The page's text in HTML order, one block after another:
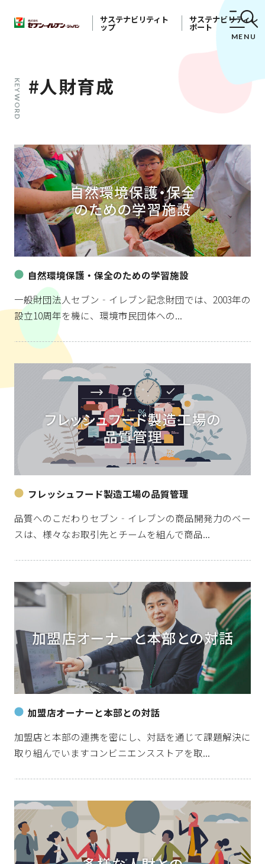
サステナビリティト
ップ
サステナビリティレ
ポート
MENU
KEYWORD #人財育成
自然環境保護・保全のための学習施設
一般財団法人セブン‐イレブン記念財団では、2003年の
設立10周年を機に、環境市民団体への...
フレッシュフード製造工場の品質管理
品質へのこだわりセブン‐イレブンの商品開発力のベー
スは、様々なお取引先とチームを組んで商品...
加盟店オーナーと本部との対話
加盟店と本部の連携を密にし、対話を通じて課題解決に
取り組んでいますコンビニエンスストアを取...